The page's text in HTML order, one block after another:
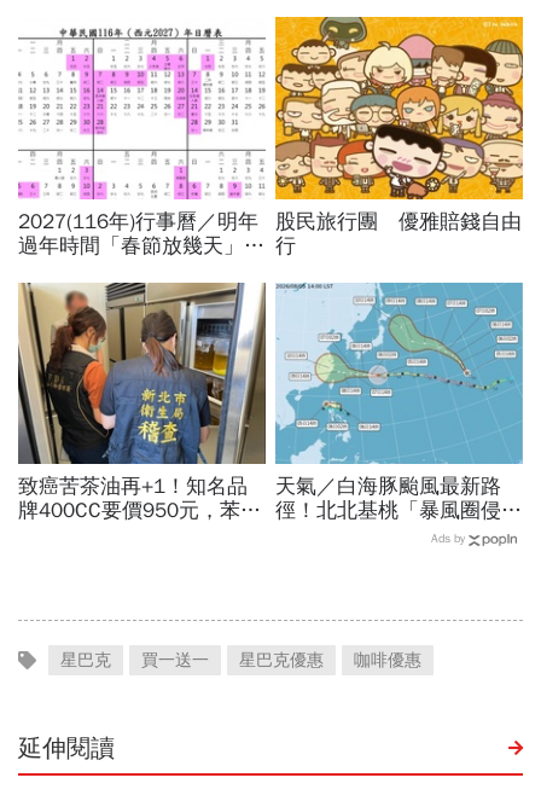
2027(116年)行事曆／明年
過年時間「春節放幾天」、
天以上有9個：請假懶人包
股民旅行團 優雅賠錢自由
行
致癌苦茶油再+1！知名品
牌400CC要價950元，苯駢
天氣／白海豚颱風最新路
徑！北北基桃「暴風圈侵襲
率」誰最高？影響時間拖
Ads by
星巴克 買一送一 星巴克優惠 咖啡優惠
延伸閱讀